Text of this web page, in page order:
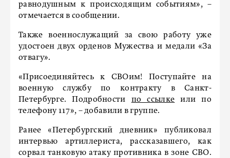
равнодушным к происходящим событиям», –
отмечается в сообщении.
Также военнослужащий за свою работу уже
удостоен двух орденов Мужества и медали «За
отвагу».
«Присоединяйтесь к СВОим! Поступайте на
военную службу по контракту в Санкт-
Петербурге. Подробности по ссылке или по
телефону 117», – добавили в группе.
Ранее «Петербургский дневник» публиковал
интервью артиллериста, рассказавшего, как
сорвал танковую атаку противника в зоне СВО.